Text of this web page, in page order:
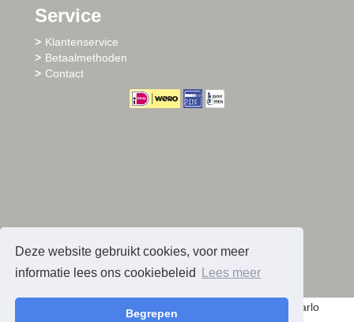
Deze website gebruikt cookies, voor meer
informatie lees ons cookiebeleid
Lees meer
Begrepen
Service
Klantenservice
Betaalmethoden
Contact
© 2026 - Sharlo